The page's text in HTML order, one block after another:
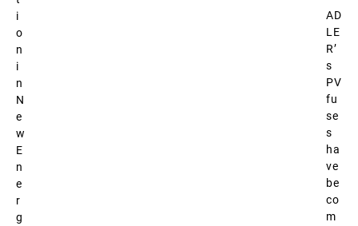
i
o
n
i
n
N
e
w
E
n
e
r
g
AD
LE
R’
s
PV
fu
se
s
ha
ve
be
co
m